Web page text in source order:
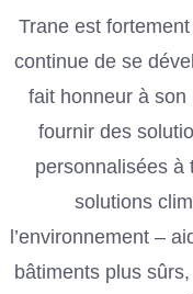
Trane est
continue de se
fait honneur à
fournir des
personnalisées à
solutions
l’environnement –
bâtiments plus